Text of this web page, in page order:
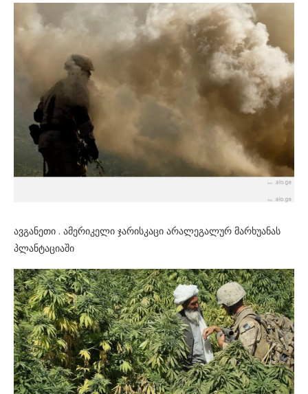
ავგანეთი . ამერიკელი ჯარისკაცი არალეგალურ მარხუანას
პლანტაციაში